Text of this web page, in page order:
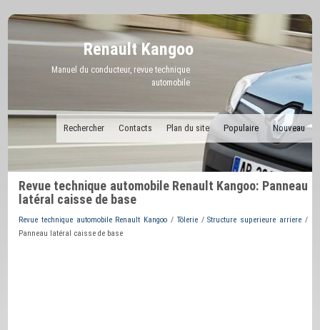
Renault Kangoo
Manuel du conducteur, revue technique
automobile
Nouveau
Populaire
Plan du site
Contacts
Rechercher
Revue technique automobile Renault Kangoo: Panneau
latéral caisse de base
Revue technique automobile Renault Kangoo / Tôlerie/Structure superieure arriere/
Panneau latéral caisse de base